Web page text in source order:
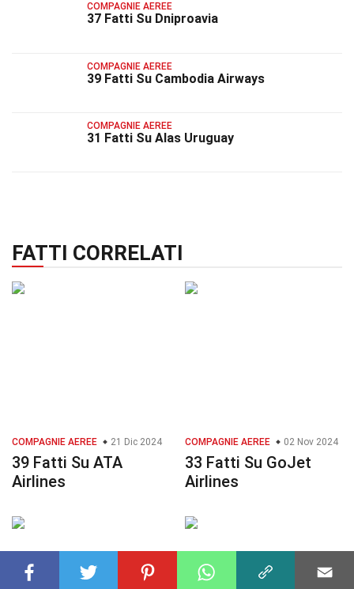
COMPAGNIE AEREE
37 Fatti Su Dniproavia
COMPAGNIE AEREE
39 Fatti Su Cambodia Airways
COMPAGNIE AEREE
31 Fatti Su Alas Uruguay
FATTI CORRELATI
COMPAGNIE AEREE 21 Dic 2024
39 Fatti Su ATA
Airlines
COMPAGNIE AEREE 02 Nov 2024
33 Fatti Su GoJet
Airlines